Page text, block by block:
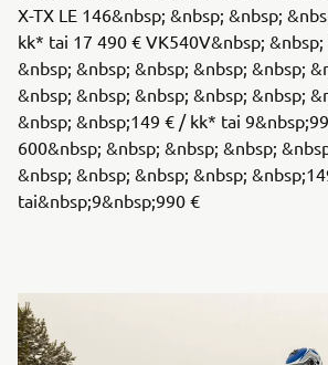
X-TX LE 146&nbsp; &nbsp; &nbsp;
kk* tai 17 490 € VK540V&nbsp; &nbsp;
&nbsp; &nbsp; &nbsp; &nbsp; &nbsp;
&nbsp; &nbsp; &nbsp; &nbsp; &nbsp;
&nbsp; &nbsp;149 € / kk* tai
600&nbsp; &nbsp; &nbsp; &nbsp;
&nbsp; &nbsp; &nbsp; &nbsp;
tai&nbsp;9&nbsp;990 €